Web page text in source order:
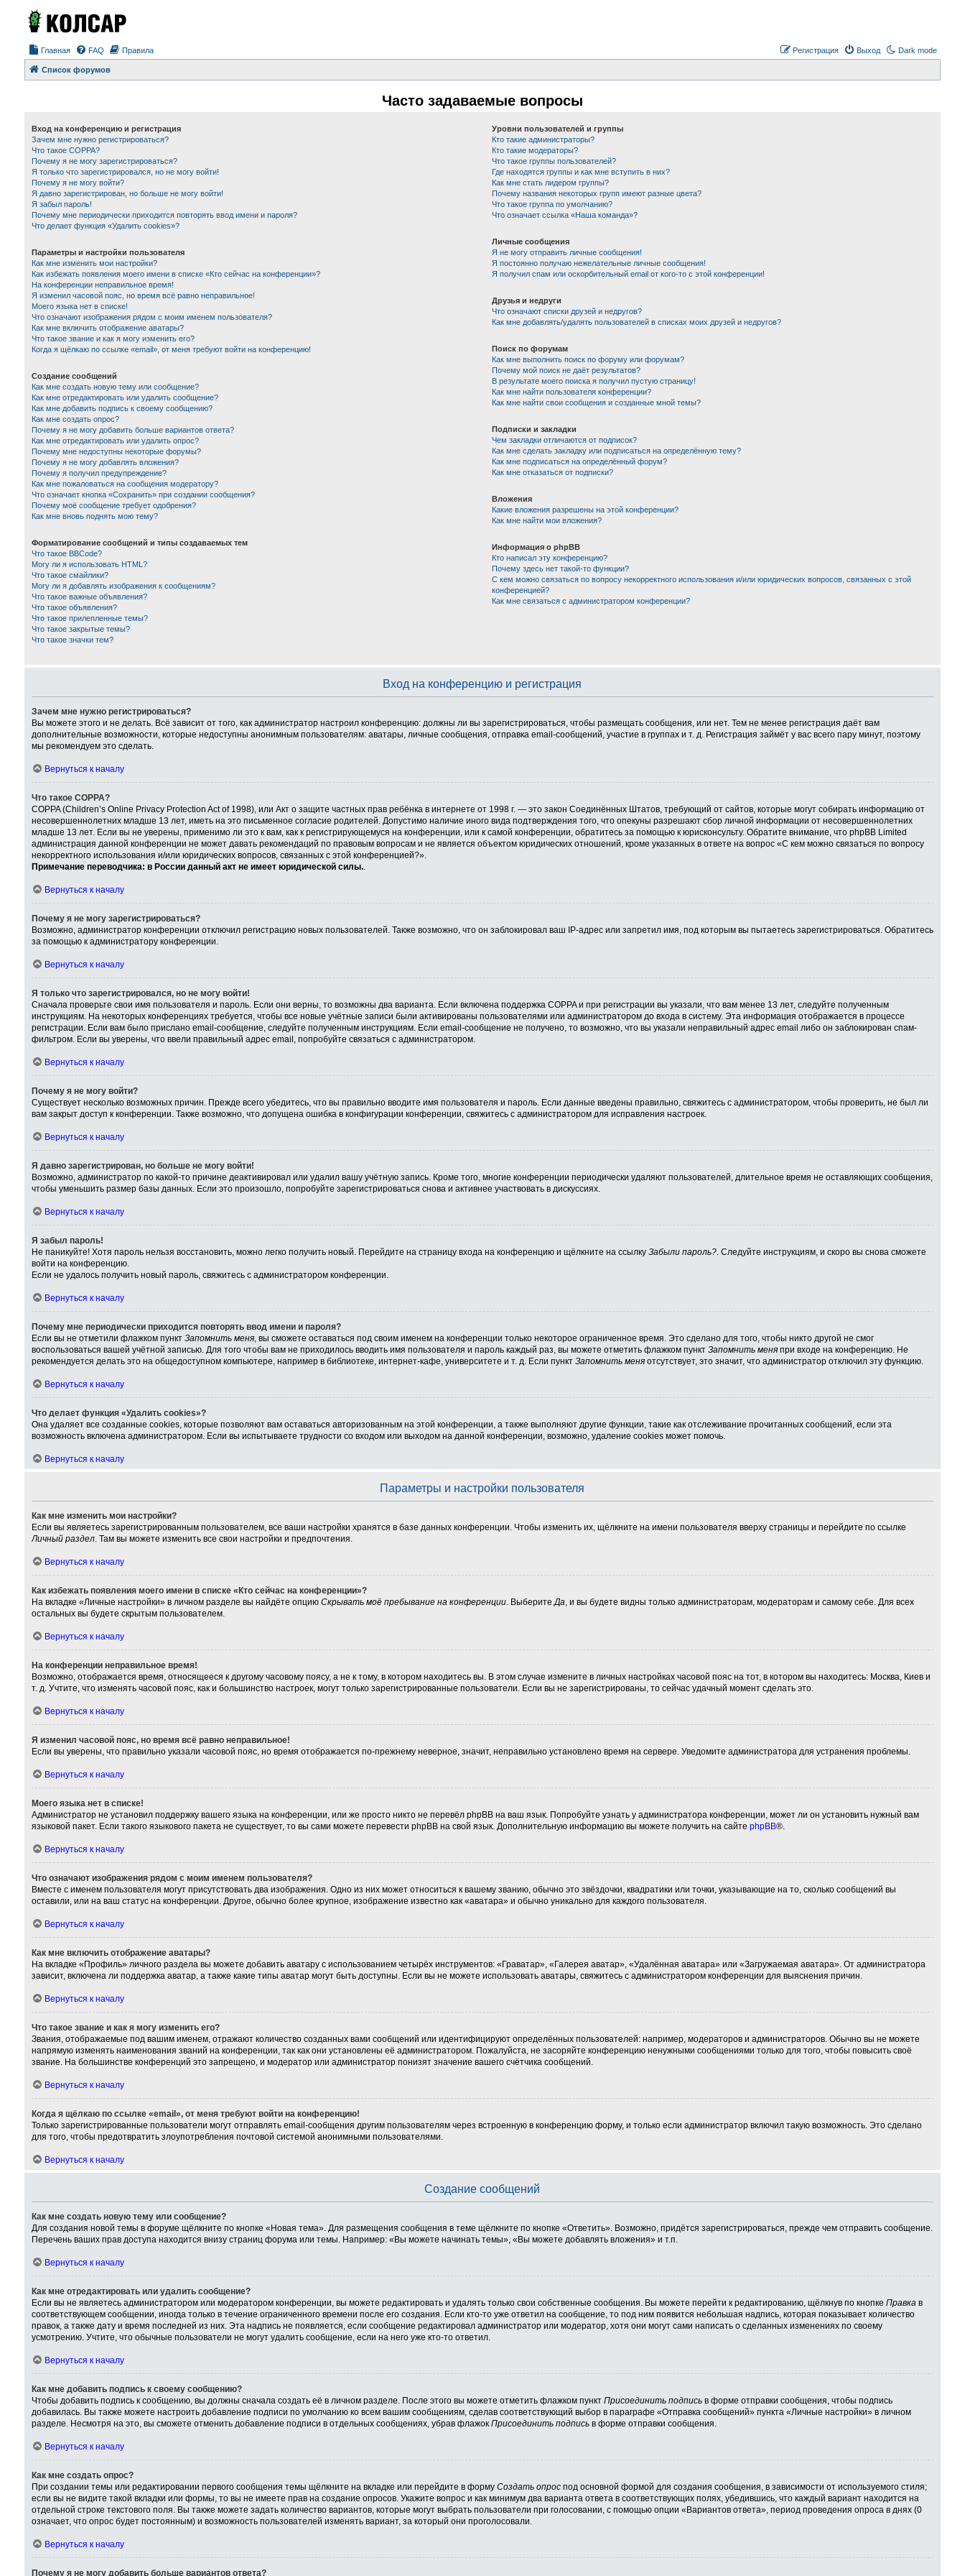
Главная Dark mode
FAQ Правила Выход
Регистрация
Список форумов
Часто задаваемые вопросы
Вход на конференцию и регистрация
Зачем мне нужно регистрироваться?
Что такое COPPA?
Почему я не могу зарегистрироваться?
Я только что зарегистрировался, но не могу войти!
Почему я не могу войти?
Я давно зарегистрирован, но больше не могу войти!
Я забыл пароль!
Почему мне периодически приходится повторять ввод имени и пароля?
Что делает функция «Удалить cookies»?
Параметры и настройки пользователя
Как мне изменить мои настройки?
Как избежать появления моего имени в списке «Кто сейчас на конференции»?
На конференции неправильное время!
Я изменил часовой пояс, но время всё равно неправильное!
Моего языка нет в списке!
Что означают изображения рядом с моим именем пользователя?
Как мне включить отображение аватары?
Что такое звание и как я могу изменить его?
Когда я щёлкаю по ссылке «email», от меня требуют войти на конференцию!
Создание сообщений
Как мне создать новую тему или сообщение?
Как мне отредактировать или удалить сообщение?
Как мне добавить подпись к своему сообщению?
Как мне создать опрос?
Почему я не могу добавить больше вариантов ответа?
Как мне отредактировать или удалить опрос?
Почему мне недоступны некоторые форумы?
Почему я не могу добавлять вложения?
Почему я получил предупреждение?
Как мне пожаловаться на сообщения модератору?
Что означает кнопка «Сохранить» при создании сообщения?
Почему моё сообщение требует одобрения?
Как мне вновь поднять мою тему?
Форматирование сообщений и типы создаваемых тем
Что такое BBCode?
Могу ли я использовать HTML?
Что такое смайлики?
Могу ли я добавлять изображения к сообщениям?
Что такое важные объявления?
Что такое объявления?
Что такое прилепленные темы?
Что такое закрытые темы?
Что такое значки тем?
Уровни пользователей и группы
Кто такие администраторы?
Кто такие модераторы?
Что такое группы пользователей?
Где находятся группы и как мне вступить в них?
Как мне стать лидером группы?
Почему названия некоторых групп имеют разные цвета?
Что такое группа по умолчанию?
Что означает ссылка «Наша команда»?
Личные сообщения
Я не могу отправить личные сообщения!
Я постоянно получаю нежелательные личные сообщения!
Я получил спам или оскорбительный email от кого-то с этой конференции!
Друзья и недруги
Что означают списки друзей и недругов?
Как мне добавлять/удалять пользователей в списках моих друзей и недругов?
Поиск по форумам
Как мне выполнить поиск по форуму или форумам?
Почему мой поиск не даёт результатов?
В результате моего поиска я получил пустую страницу!
Как мне найти пользователя конференции?
Как мне найти свои сообщения и созданные мной темы?
Подписки и закладки
Чем закладки отличаются от подписок?
Как мне сделать закладку или подписаться на определённую тему?
Как мне подписаться на определённый форум?
Как мне отказаться от подписки?
Вложения
Какие вложения разрешены на этой конференции?
Как мне найти мои вложения?
Информация о phpBB
Кто написал эту конференцию?
Почему здесь нет такой-то функции?
С кем можно связаться по вопросу некорректного использования и/или юридических вопросов, связанных с этой
конференцией?
Как мне связаться с администратором конференции?
Вход на конференцию и регистрация
Зачем мне нужно регистрироваться?
Вы можете этого и не делать. Всё зависит от того, как администратор настроил конференцию: должны ли вы зарегистрироваться, чтобы размещать сообщения, или нет. Тем не менее регистрация даёт вам
дополнительные возможности, которые недоступны анонимным пользователям: аватары, личные сообщения, отправка email-сообщений, участие в группах и т. д. Регистрация займёт у вас всего пару минут, поэтому
мы рекомендуем это сделать.
Вернуться к началу
Что такое COPPA?
COPPA (Children’s Online Privacy Protection Act of 1998), или Акт о защите частных прав ребёнка в интернете от 1998 г. — это закон Соединённых Штатов, требующий от сайтов, которые могут собирать информацию от
несовершеннолетних младше 13 лет, иметь на это письменное согласие родителей. Допустимо наличие иного вида подтверждения того, что опекуны разрешают сбор личной информации от несовершеннолетних
младше 13 лет. Если вы не уверены, применимо ли это к вам, как к регистрирующемуся на конференции, или к самой конференции, обратитесь за помощью к юрисконсульту. Обратите внимание, что phpBB Limited
администрация данной конференции не может давать рекомендаций по правовым вопросам и не является объектом юридических отношений, кроме указанных в ответе на вопрос «С кем можно связаться по вопросу
некорректного использования и/или юридических вопросов, связанных с этой конференцией?».
Примечание переводчика: в России данный акт не имеет юридической силы..
Вернуться к началу
Почему я не могу зарегистрироваться?
Возможно, администратор конференции отключил регистрацию новых пользователей. Также возможно, что он заблокировал ваш IP-адрес или запретил имя, под которым вы пытаетесь зарегистрироваться. Обратитесь
за помощью к администратору конференции.
Вернуться к началу
Я только что зарегистрировался, но не могу войти!
Сначала проверьте свои имя пользователя и пароль. Если они верны, то возможны два варианта. Если включена поддержка COPPA и при регистрации вы указали, что вам менее 13 лет, следуйте полученным
инструкциям. На некоторых конференциях требуется, чтобы все новые учётные записи были активированы пользователями или администратором до входа в систему. Эта информация отображается в процессе
регистрации. Если вам было прислано email-сообщение, следуйте полученным инструкциям. Если email-сообщение не получено, то возможно, что вы указали неправильный адрес email либо он заблокирован спам-
фильтром. Если вы уверены, что ввели правильный адрес email, попробуйте связаться с администратором.
Вернуться к началу
Почему я не могу войти?
Существует несколько возможных причин. Прежде всего убедитесь, что вы правильно вводите имя пользователя и пароль. Если данные введены правильно, свяжитесь с администратором, чтобы проверить, не был ли
вам закрыт доступ к конференции. Также возможно, что допущена ошибка в конфигурации конференции, свяжитесь с администратором для исправления настроек.
Вернуться к началу
Я давно зарегистрирован, но больше не могу войти!
Возможно, администратор по какой-то причине деактивировал или удалил вашу учётную запись. Кроме того, многие конференции периодически удаляют пользователей, длительное время не оставляющих сообщения,
чтобы уменьшить размер базы данных. Если это произошло, попробуйте зарегистрироваться снова и активнее участвовать в дискуссиях.
Вернуться к началу
Я забыл пароль!
Не паникуйте! Хотя пароль нельзя восстановить, можно легко получить новый. Перейдите на страницу входа на конференцию и щёлкните на ссылку Забыли пароль?. Следуйте инструкциям, и скоро вы снова сможете
войти на конференцию.
Если не удалось получить новый пароль, свяжитесь с администратором конференции.
Вернуться к началу
Почему мне периодически приходится повторять ввод имени и пароля?
Если вы не отметили флажком пункт Запомнить меня, вы сможете оставаться под своим именем на конференции только некоторое ограниченное время. Это сделано для того, чтобы никто другой не смог
воспользоваться вашей учётной записью. Для того чтобы вам не приходилось вводить имя пользователя и пароль каждый раз, вы можете отметить флажком пункт Запомнить меняпри входе на конференцию. Не
рекомендуется делать это на общедоступном компьютере, например в библиотеке, интернет-кафе, университете и т. д. Если пункт Запомнить меняотсутствует, это значит, что администратор отключил эту функцию.
Вернуться к началу
Что делает функция «Удалить cookies»?
Она удаляет все созданные cookies, которые позволяют вам оставаться авторизованным на этой конференции, а также выполняют другие функции, такие как отслеживание прочитанных сообщений, если эта
возможность включена администратором. Если вы испытываете трудности со входом или выходом на данной конференции, возможно, удаление cookies может помочь.
Вернуться к началу
Параметры и настройки пользователя
Как мне изменить мои настройки?
Если вы являетесь зарегистрированным пользователем, все ваши настройки хранятся в базе данных конференции. Чтобы изменить их, щёлкните на имени пользователя вверху страницы и перейдите по ссылке
Личный раздел. Там вы можете изменить все свои настройки и предпочтения.
Вернуться к началу
Как избежать появления моего имени в списке «Кто сейчас на конференции»?
На вкладке «Личные настройки» в личном разделе вы найдёте опцию Скрывать моё пребывание на конференции. ВыберитеДа, и вы будете видны только администраторам, модераторам и самому себе. Для всех
остальных вы будете скрытым пользователем.
Вернуться к началу
На конференции неправильное время!
Возможно, отображается время, относящееся к другому часовому поясу, а не к тому, в котором находитесь вы. В этом случае измените в личных настройках часовой пояс на тот, в котором вы находитесь: Москва, Киев и
т. д. Учтите, что изменять часовой пояс, как и большинство настроек, могут только зарегистрированные пользователи. Если вы не зарегистрированы, то сейчас удачный момент сделать это.
Вернуться к началу
Я изменил часовой пояс, но время всё равно неправильное!
Если вы уверены, что правильно указали часовой пояс, но время отображается по-прежнему неверное, значит, неправильно установлено время на сервере. Уведомите администратора для устранения проблемы.
Вернуться к началу
Моего языка нет в списке!
Администратор не установил поддержку вашего языка на конференции, или же просто никто не перевёл phpBB на ваш язык. Попробуйте узнать у администратора конференции, может ли он установить нужный вам
языковой пакет. Если такого языкового пакета не существует, то вы сами можете перевести phpBB на свой язык. Дополнительную информацию вы можете получить на сайте phpBB®.
Вернуться к началу
Что означают изображения рядом с моим именем пользователя?
Вместе с именем пользователя могут присутствовать два изображения. Одно из них может относиться к вашему званию, обычно это звёздочки, квадратики или точки, указывающие на то, сколько сообщений вы
оставили, или на ваш статус на конференции. Другое, обычно более крупное, изображение известно как «аватара» и обычно уникально для каждого пользователя.
Вернуться к началу
Как мне включить отображение аватары?
На вкладке «Профиль» личного раздела вы можете добавить аватару с использованием четырёх инструментов: «Граватар», «Галерея аватар», «Удалённая аватара» или «Загружаемая аватара». От администратора
зависит, включена ли поддержка аватар, а также какие типы аватар могут быть доступны. Если вы не можете использовать аватары, свяжитесь с администратором конференции для выяснения причин.
Вернуться к началу
Что такое звание и как я могу изменить его?
Звания, отображаемые под вашим именем, отражают количество созданных вами сообщений или идентифицируют определённых пользователей: например, модераторов и администраторов. Обычно вы не можете
напрямую изменять наименования званий на конференции, так как они установлены её администратором. Пожалуйста, не засоряйте конференцию ненужными сообщениями только для того, чтобы повысить своё
звание. На большинстве конференций это запрещено, и модератор или администратор понизят значение вашего счётчика сообщений.
Вернуться к началу
Когда я щёлкаю по ссылке «email», от меня требуют войти на конференцию!
Только зарегистрированные пользователи могут отправлять email-сообщения другим пользователям через встроенную в конференцию форму, и только если администратор включил такую возможность. Это сделано
для того, чтобы предотвратить злоупотребления почтовой системой анонимными пользователями.
Вернуться к началу
Создание сообщений
Как мне создать новую тему или сообщение?
Для создания новой темы в форуме щёлкните по кнопке «Новая тема». Для размещения сообщения в теме щёлкните по кнопке «Ответить». Возможно, придётся зарегистрироваться, прежде чем отправить сообщение.
Перечень ваших прав доступа находится внизу страниц форума или темы. Например: «Вы можете начинать темы», «Вы можете добавлять вложения» и т.п.
Вернуться к началу
Как мне отредактировать или удалить сообщение?
Если вы не являетесь администратором или модератором конференции, вы можете редактировать и удалять только свои собственные сообщения. Вы можете перейти к редактированию, щёлкнув по кнопке Правкав
соответствующем сообщении, иногда только в течение ограниченного времени после его создания. Если кто-то уже ответил на сообщение, то под ним появится небольшая надпись, которая показывает количество
правок, а также дату и время последней из них. Эта надпись не появляется, если сообщение редактировал администратор или модератор, хотя они могут сами написать о сделанных изменениях по своему
усмотрению. Учтите, что обычные пользователи не могут удалить сообщение, если на него уже кто-то ответил.
Вернуться к началу
Как мне добавить подпись к своему сообщению?
Чтобы добавить подпись к сообщению, вы должны сначала создать её в личном разделе. После этого вы можете отметить флажком пункт Присоединить подписьв форме отправки сообщения, чтобы подпись
добавилась. Вы также можете настроить добавление подписи по умолчанию ко всем вашим сообщениям, сделав соответствующий выбор в параграфе «Отправка сообщений» пункта «Личные настройки» в личном
разделе. Несмотря на это, вы сможете отменить добавление подписи в отдельных сообщениях, убрав флажок Присоединить подписьв форме отправки сообщения.
Вернуться к началу
Как мне создать опрос?
При создании темы или редактировании первого сообщения темы щёлкните на вкладке или перейдите в форму Создать опроспод основной формой для создания сообщения, в зависимости от используемого стиля;
если вы не видите такой вкладки или формы, то вы не имеете прав на создание опросов. Укажите вопрос и как минимум два варианта ответа в соответствующих полях, убедившись, что каждый вариант находится на
отдельной строке текстового поля. Вы также можете задать количество вариантов, которые могут выбрать пользователи при голосовании, с помощью опции «Вариантов ответа», период проведения опроса в днях (0
означает, что опрос будет постоянным) и возможность пользователей изменять вариант, за который они проголосовали.
Вернуться к началу
Почему я не могу добавить больше вариантов ответа?